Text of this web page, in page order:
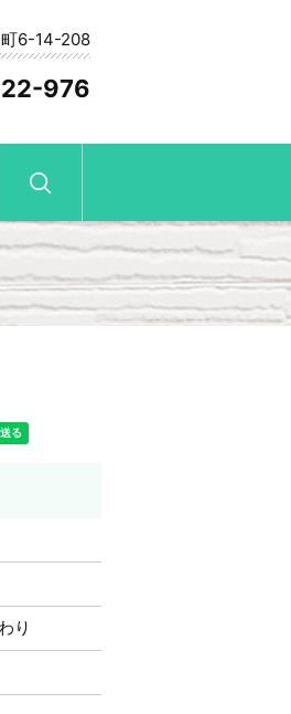
6-14-208
976
search
り